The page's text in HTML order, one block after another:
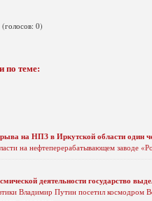
(голосов: 0)
по теме:
на НПЗ в Иркутской области один
на нефтеперерабатывающем заводе
деятельности государство
Владимир Путин посетил космодром